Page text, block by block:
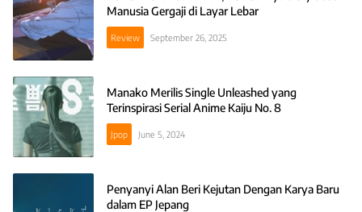
Manusia Gergaji di Layar Lebar
Review September 26, 2025
Manako Merilis Single Unleashed yang
Terinspirasi Serial Anime Kaiju No. 8
Jpop June 5, 2024
Penyanyi Alan Beri Kejutan Dengan Karya Baru
dalam EP Jepang